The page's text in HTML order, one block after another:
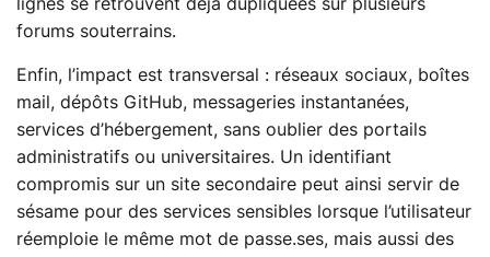
lignes se retrouvent déjà dupliquées sur plusieurs
forums souterrains.
Enfin, l’impact est transversal : réseaux sociaux, boîtes
mail, dépôts GitHub, messageries instantanées,
services d’hébergement, sans oublier des portails
administratifs ou universitaires. Un identifiant
compromis sur un site secondaire peut ainsi servir de
sésame pour des services sensibles lorsque l’utilisateur
réemploie le même mot de passe.ses, mais aussi des